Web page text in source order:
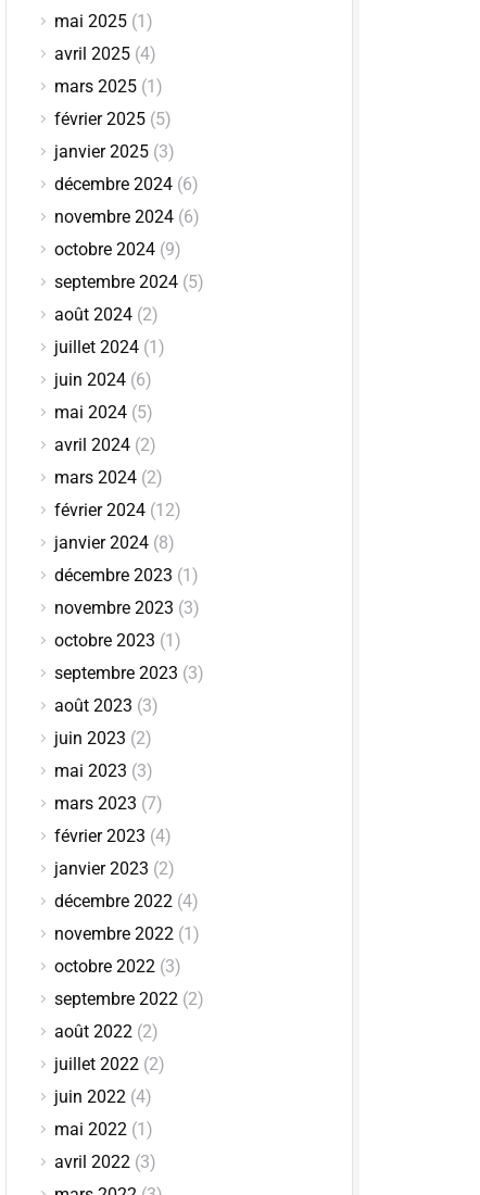
mai 2025 (1)
avril 2025 (4)
mars 2025 (1)
février 2025 (5)
janvier 2025 (3)
décembre 2024 (6)
novembre 2024 (6)
octobre 2024 (9)
septembre 2024 (5)
août 2024 (2)
juillet 2024 (1)
juin 2024 (6)
mai 2024 (5)
avril 2024 (2)
mars 2024 (2)
février 2024 (12)
janvier 2024 (8)
décembre 2023 (1)
novembre 2023 (3)
octobre 2023 (1)
septembre 2023 (3)
août 2023 (3)
juin 2023 (2)
mai 2023 (3)
mars 2023 (7)
février 2023 (4)
janvier 2023 (2)
décembre 2022 (4)
novembre 2022 (1)
octobre 2022 (3)
septembre 2022 (2)
août 2022 (2)
juillet 2022 (2)
juin 2022 (4)
mai 2022 (1)
avril 2022 (3)